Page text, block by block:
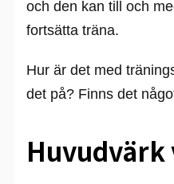
och den kan till och
fortsätta träna.
Hur är det med
det på? Finns det